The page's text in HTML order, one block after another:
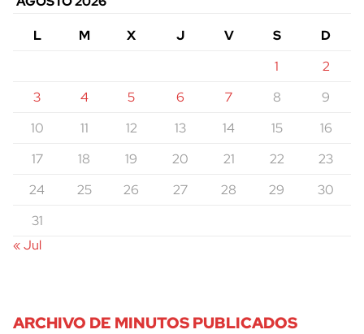
L
M X J V S
D
1
2
3
4 5 6 7 8
9
10
11 12 13 14 15
16
17
18 19 20 21 22
23
24
25 26 27 28 29
30
31
« Jul
ARCHIVO DE MINUTOS PUBLICADOS